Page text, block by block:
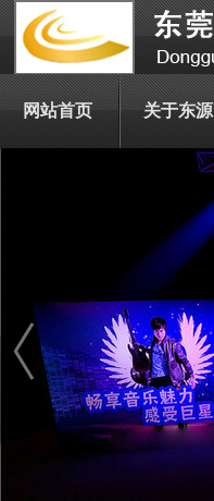
网站首页 关于东源